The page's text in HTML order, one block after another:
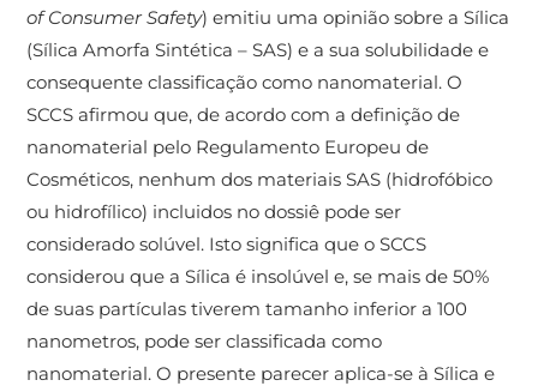
of Consumer Safety) emitiu uma opinião sobre a Sílica
(Sílica Amorfa Sintética – SAS) e a sua solubilidade e
consequente classificação como nanomaterial. O
SCCS afirmou que, de acordo com a definição de
nanomaterial pelo Regulamento Europeu de
Cosméticos, nenhum dos materiais SAS (hidrofóbico
ou hidrofílico) incluidos no dossiê pode ser
considerado solúvel. Isto significa que o SCCS
considerou que a Sílica é insolúvel e, se mais de 50%
de suas partículas tiverem tamanho inferior a 100
nanometros, pode ser classificada como
nanomaterial. O presente parecer aplica-se à Sílica e